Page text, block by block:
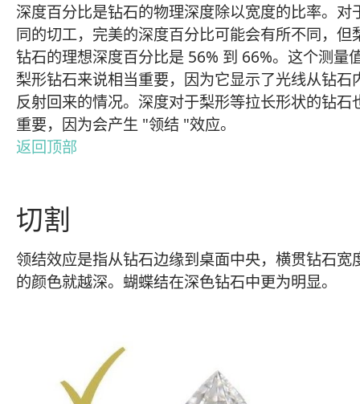
深度百分比是钻石的物理深度除以宽度的比率。对
同的切工，完美的深度百分比可能会有所不同，但
钻石的理想深度百分比是 56% 到 66%。这个测量
梨形钻石来说相当重要，因为它显示了光线从钻石
反射回来的情况。深度对于梨形等拉长形状的钻石
重要，因为会产生 "领结 "效应。
返回顶部
切割
领结效应是指从钻石边缘到桌面中央，横贯钻石
的颜色就越深。蝴蝶结在深色钻石中更为明显。